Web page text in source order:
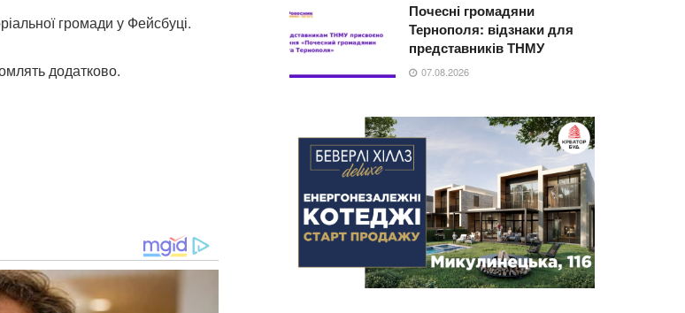
громади у Фейсбуці.
додатково.
Почесні громадяни
Тернополя: відзнаки для
представників ТНМУ
07.08.2026